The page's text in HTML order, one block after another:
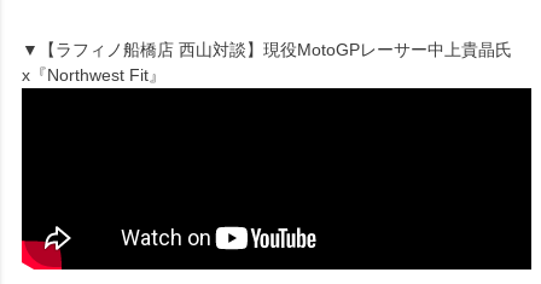
▼【ラフィノ船橋店 西山対談】現役MotoGPレーサー中上貴晶氏
x『Northwest Fit』